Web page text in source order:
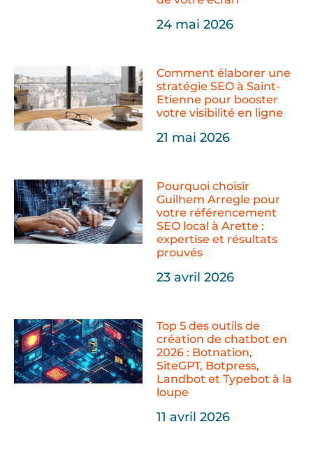
24 mai 2026
Comment élaborer une
stratégie SEO à Saint-
Etienne pour booster
votre visibilité en ligne
21 mai 2026
Pourquoi choisir
Guilhem Arregle pour
votre référencement
SEO local à Arette :
expertise et résultats
prouvés
23 avril 2026
Top 5 des outils de
création de chatbot en
2026 : Botnation,
SiteGPT, Botpress,
Landbot et Typebot à la
loupe
11 avril 2026